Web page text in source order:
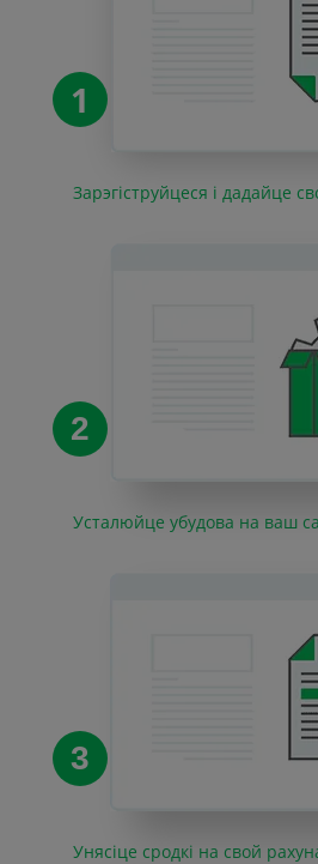
1
Зарэгіструйцеся і дадайце
2
Усталюйце убудова на ваш
3
Унясіце сродкі на свой